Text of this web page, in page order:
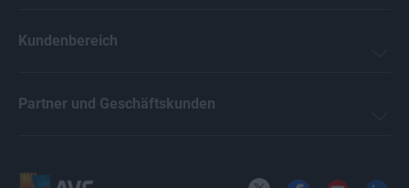
Kundenbereich
Partner und Geschäftskunden